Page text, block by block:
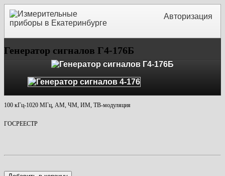
Авторизация
Генератор сигналов Г4-176Б
100 кГц-1020 МГц, АМ, ЧМ, ИМ, ТВ-модуляция
ГОСРЕЕСТР